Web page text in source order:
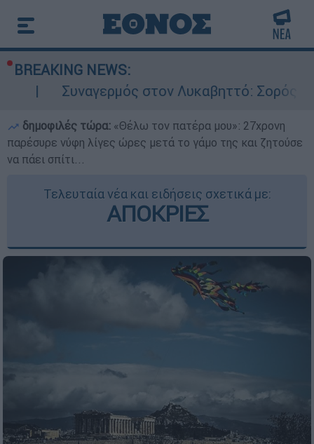
BREAKING NEWS:
στον Λυκαβηττό: Σορός σε
δημοφιλές τώρα: «Θέλω τον πατέρα μου»: 27χρονη
παρέσυρε νύφη λίγες ώρες μετά το γάμο της και ζητούσε
να πάει σπίτι...
Τελευταία νέα και ειδήσεις σχετικά με:
ΑΠΟΚΡΙΕΣ